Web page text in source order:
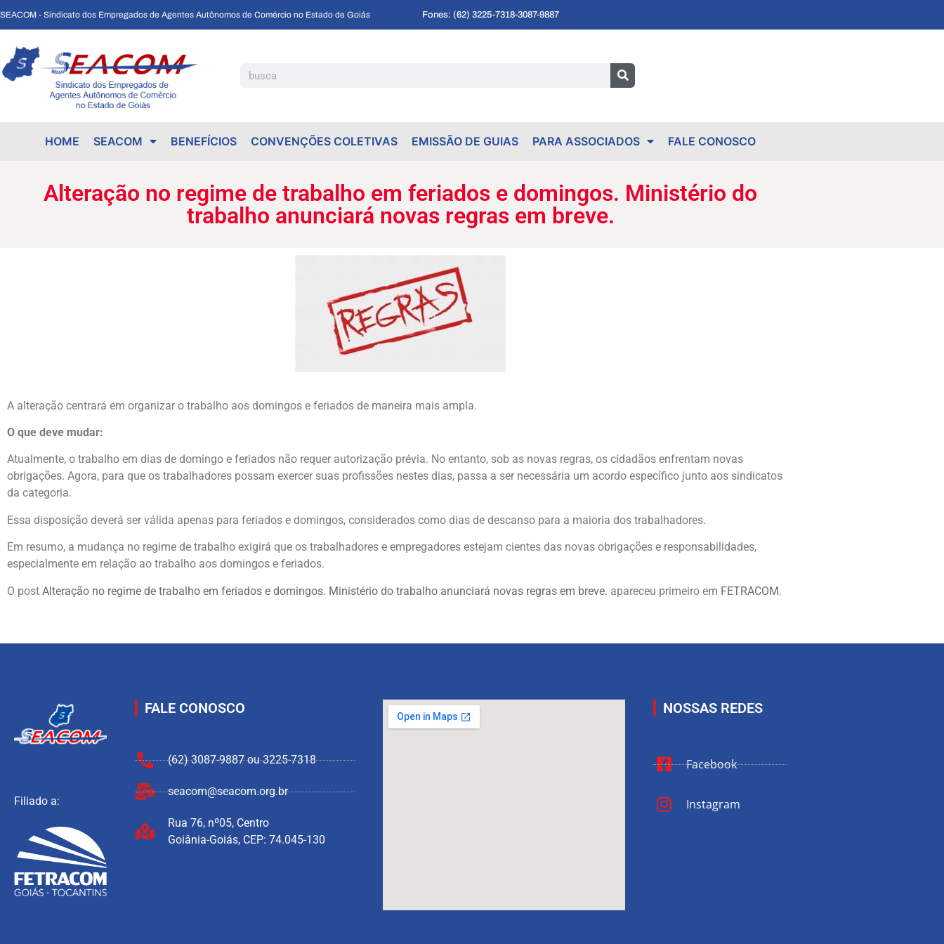
SEACOM - Sindicato dos Empregados de Agentes Autônomos de Comércio no Estado de Goiás Fones: (62) 3225-7318-3087-9887
HOME SEACOM BENEFÍCIOS CONVENÇÕES COLETIVAS EMISSÃO DE GUIAS PARA ASSOCIADOS FALE CONOSCO
Alteração no regime de trabalho em feriados e domingos. Ministério do
trabalho anunciará novas regras em breve.
A alteração centrará em organizar o trabalho aos domingos e feriados de maneira mais ampla.
O que deve mudar:
Atualmente, o trabalho em dias de domingo e feriados não requer autorização prévia. No entanto, sob as novas regras, os cidadãos enfrentam novas
obrigações. Agora, para que os trabalhadores possam exercer suas profissões nestes dias, passa a ser necessária um acordo específico junto aos sindicatos
da categoria.
Essa disposição deverá ser válida apenas para feriados e domingos, considerados como dias de descanso para a maioria dos trabalhadores.
Em resumo, a mudança no regime de trabalho exigirá que os trabalhadores e empregadores estejam cientes das novas obrigações e responsabilidades,
especialmente em relação ao trabalho aos domingos e feriados.
O post Alteração no regime de trabalho em feriados e domingos. Ministério do trabalho anunciará novas regras em breve. apareceu primeiro em FETRACOM.
Filiado a:
FALE CONOSCO
(62) 3087-9887 ou 3225-7318
seacom@seacom.org.br
Rua 76, nº05, Centro
Goiânia-Goiás, CEP: 74.045-130
NOSSAS REDES
Facebook
Instagram